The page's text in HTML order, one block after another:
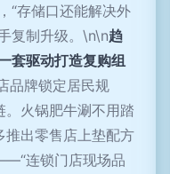
“存储口还能解决外
复制升级。\n\n趋
套驱动打造复购组
品牌锁定居民规
火锅肥牛涮不用踏
推出零售店上垫配方
连锁门店现场品